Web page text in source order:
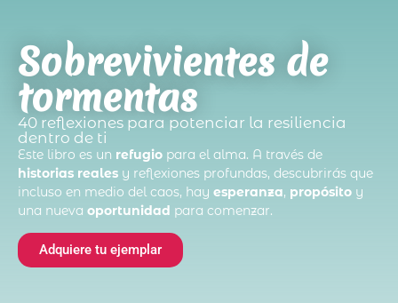
Sobrevivientes de
tormentas
40 reflexiones para potenciar la resiliencia
dentro de ti
Este libro es un refugio para el alma. A través de
historias reales y reflexiones profundas, descubrirás que
incluso en medio del caos, hay esperanza, propósito y
una nueva oportunidad para comenzar.
Adquiere tu ejemplar